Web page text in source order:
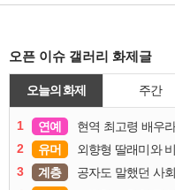
오픈 이슈 갤러리 화제글
오늘의 화제 주간
1 연예 현역 최고령 배우
2
유머 외향형 딸래미와
3
계층 공자도 말했던 사